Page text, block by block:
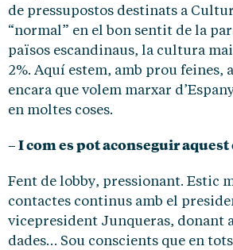
de pressupostos destinats a
“normal” en el bon sentit de la
països escandinaus, la cultura
2%. Aquí estem, amb prou feines,
encara que volem marxar
en moltes coses.
– I com es pot aconseguir
Fent de lobby, pressionant. Estic
contactes continus amb el
vicepresident Junqueras, donant
dades… Sou conscients que en